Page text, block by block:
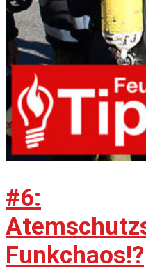
#6:
Funkchaos!?